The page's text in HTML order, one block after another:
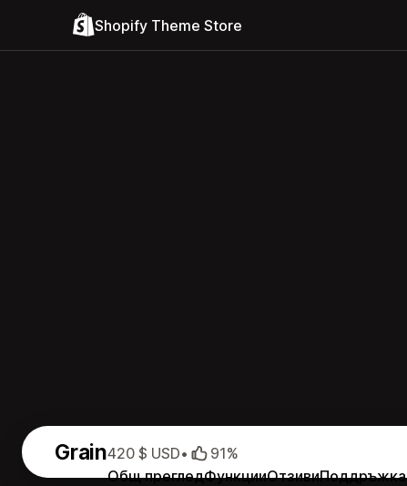
Shopify Theme Store
Grain
Общ прегледФункцииОтзивиПоддръжка
420 $ USD• 91%